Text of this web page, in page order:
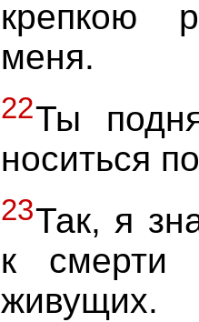
крепкою
меня.
22Ты
носиться
23Так, я
к смерти
живущих.